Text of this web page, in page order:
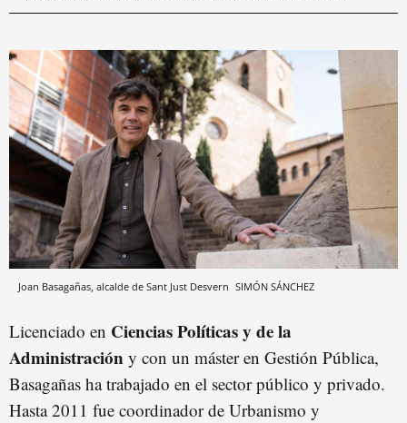
Joan Basagañas, alcalde de Sant Just Desvern SIMÓN SÁNCHEZ
Licenciado en Ciencias Políticas y de la
Administración y con un máster en Gestión Pública,
Basagañas ha trabajado en el sector público y privado.
Hasta 2011 fue coordinador de Urbanismo y